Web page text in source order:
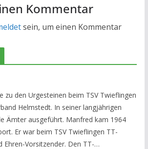
Kommentar
sein, um einen Kommentar
zu den Urgesteinen beim TSV Twieflingen
Helmstedt. In seiner langjährigen
Ämter ausgeführt. Manfred kam 1964
Er war beim TSV Twieflingen TT-
Ehren-Vorsitzender. Den TT-